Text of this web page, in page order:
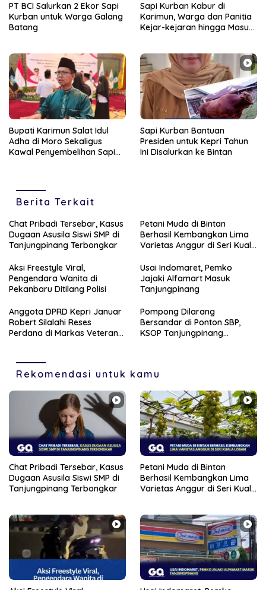
PT BCI Salurkan 2 Ekor Sapi
Kurban untuk Warga Galang
Batang
Sapi Kurban Kabur di
Karimun, Warga dan Panitia
Kejar-kejaran hingga Masuk
Bupati Karimun Salat Idul
Adha di Moro Sekaligus
Kawal Penyembelihan Sapi
Sapi Kurban Bantuan
Presiden untuk Kepri Tahun
Ini Disalurkan ke Bintan
Berita Terkait
Chat Pribadi Tersebar, Kasus
Dugaan Asusila Siswi SMP di
Tanjungpinang Terbongkar
Petani Muda di Bintan
Berhasil Kembangkan Lima
Varietas Anggur di Seri Kuala
Aksi Freestyle Viral,
Pengendara Wanita di
Pekanbaru Ditilang Polisi
Usai Indomaret, Pemko
Jajaki Alfamart Masuk
Tanjungpinang
Anggota DPRD Kepri Januar
Robert Silalahi Reses
Perdana di Markas Veteran
Pompong Dilarang
Bersandar di Ponton SBP,
KSOP Tanjungpinang
Rekomendasi untuk kamu
Chat Pribadi Tersebar, Kasus
Dugaan Asusila Siswi SMP di
Tanjungpinang Terbongkar
Petani Muda di Bintan
Berhasil Kembangkan Lima
Varietas Anggur di Seri Kuala